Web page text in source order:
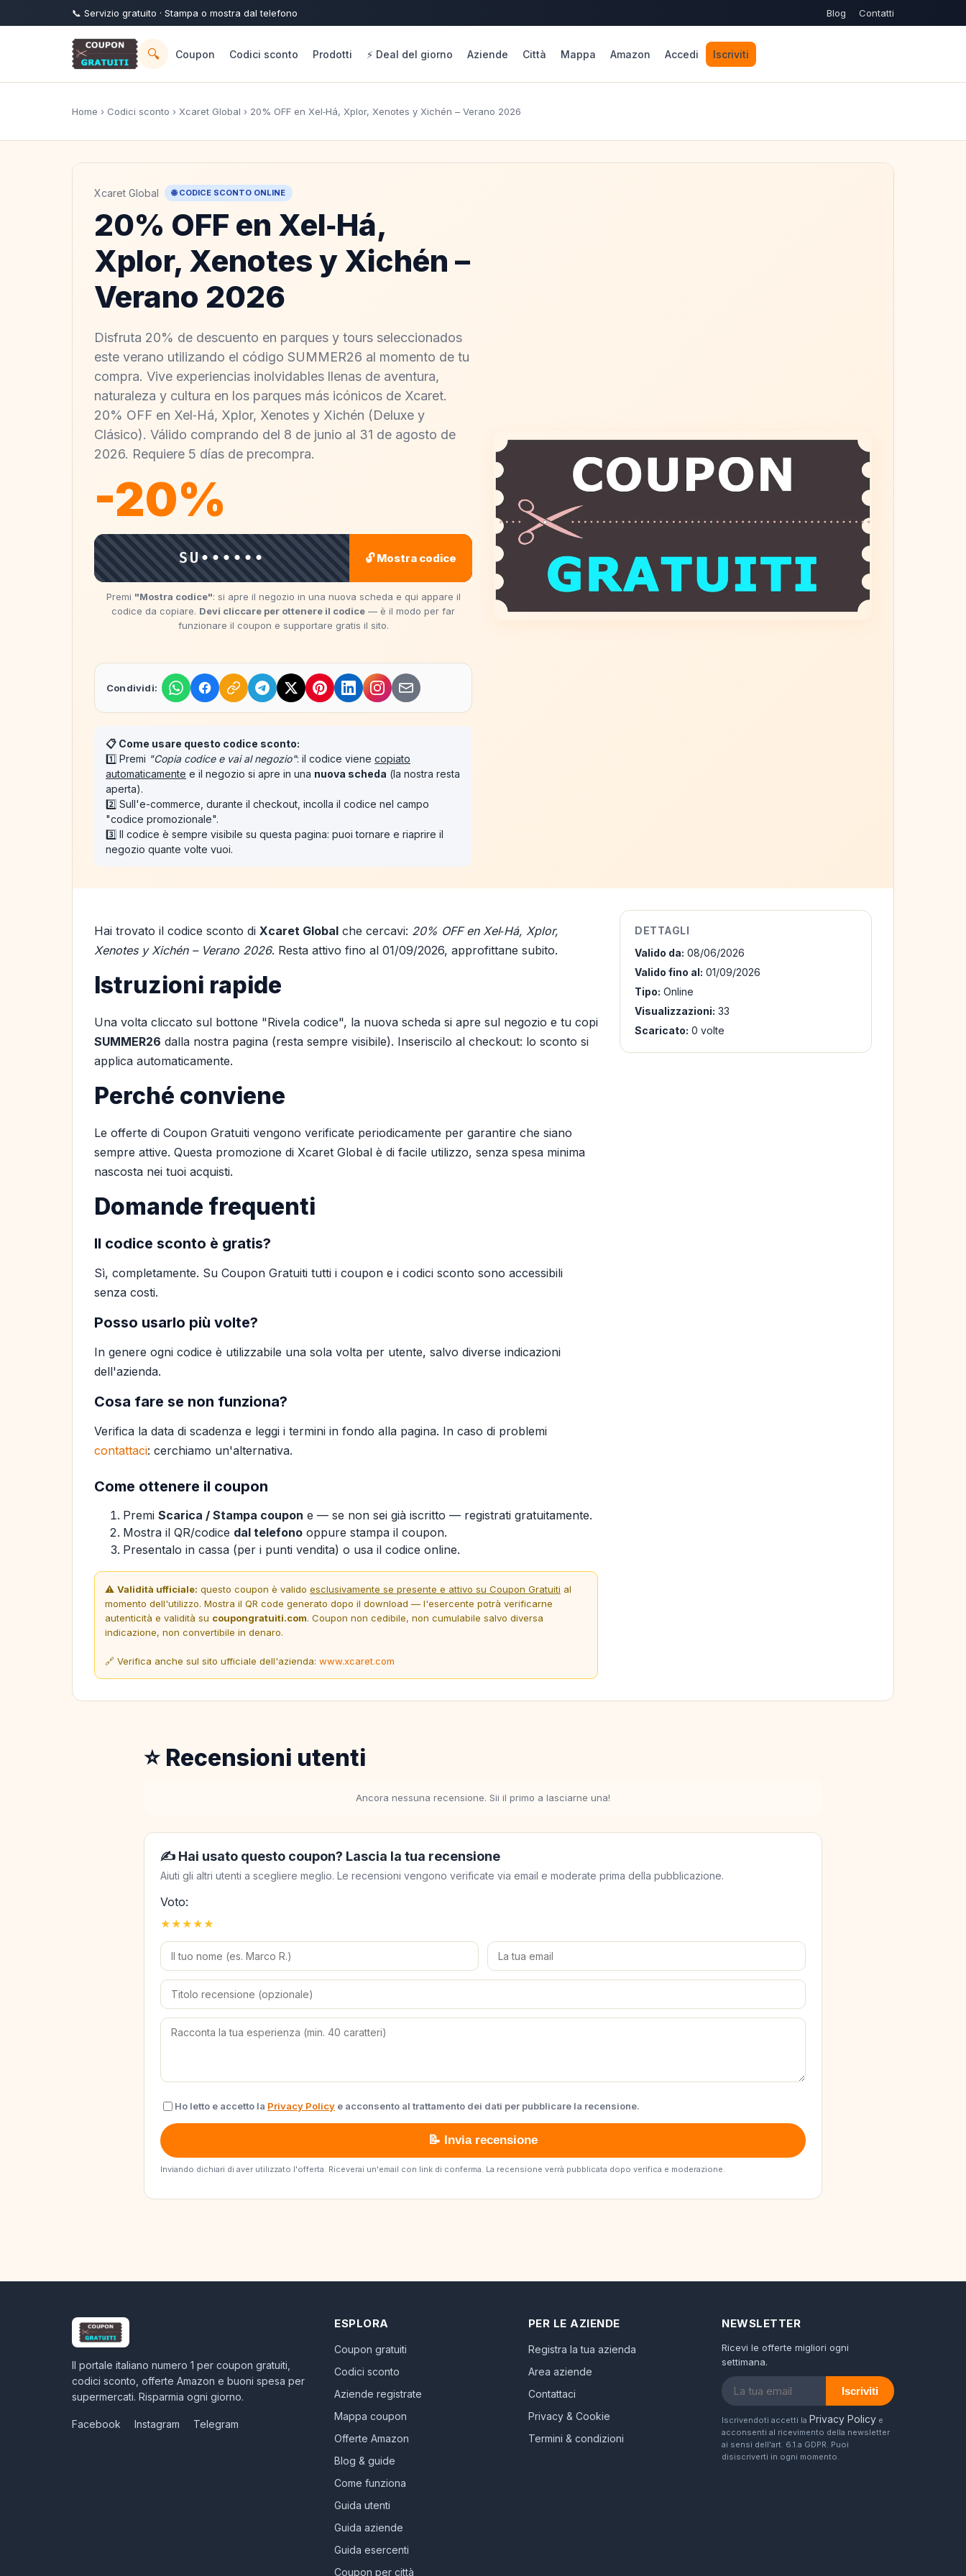
📞 Servizio gratuito · Stampa o mostra dal telefono Blog Contatti
🔍 Coupon Codici sconto Prodotti ⚡ Deal del giorno Aziende Città Mappa Amazon Accedi Iscriviti
Home › Codici sconto › Xcaret Global › 20% OFF en Xel‑Há, Xplor, Xenotes y Xichén – Verano 2026
Xcaret Global 🌐 CODICE SCONTO ONLINE
20% OFF en Xel‑Há,
Xplor, Xenotes y Xichén –
Verano 2026
Disfruta 20% de descuento en parques y tours seleccionados
este verano utilizando el código SUMMER26 al momento de tu
compra. Vive experiencias inolvidables llenas de aventura,
naturaleza y cultura en los parques más icónicos de Xcaret.
20% OFF en Xel‑Há, Xplor, Xenotes y Xichén (Deluxe y
Clásico). Válido comprando del 8 de junio al 31 de agosto de
2026. Requiere 5 días de precompra.
-20%
SU•••••• 🔓 Mostra codice
Premi "Mostra codice": si apre il negozio in una nuova scheda e qui appare il
codice da copiare. Devi cliccare per ottenere il codice — è il modo per far
funzionare il coupon e supportare gratis il sito.
Condividi:
📋 Come usare questo codice sconto:
1️⃣ Premi "Copia codice e vai al negozio": il codice viene copiato
automaticamente e il negozio si apre in una nuova scheda (la nostra resta
aperta).
2️⃣ Sull'e-commerce, durante il checkout, incolla il codice nel campo
"codice promozionale".
3️⃣ Il codice è sempre visibile su questa pagina: puoi tornare e riaprire il
negozio quante volte vuoi.
Hai trovato il codice sconto di Xcaret Global che cercavi: 20% OFF en Xel‑Há, Xplor,
Xenotes y Xichén – Verano 2026. Resta attivo fino al 01/09/2026, approfittane subito.
Istruzioni rapide
Una volta cliccato sul bottone "Rivela codice", la nuova scheda si apre sul negozio e tu copi
SUMMER26 dalla nostra pagina (resta sempre visibile). Inseriscilo al checkout: lo sconto si
applica automaticamente.
Perché conviene
Le offerte di Coupon Gratuiti vengono verificate periodicamente per garantire che siano
sempre attive. Questa promozione di Xcaret Global è di facile utilizzo, senza spesa minima
nascosta nei tuoi acquisti.
Domande frequenti
Il codice sconto è gratis?
Sì, completamente. Su Coupon Gratuiti tutti i coupon e i codici sconto sono accessibili
senza costi.
Posso usarlo più volte?
In genere ogni codice è utilizzabile una sola volta per utente, salvo diverse indicazioni
dell'azienda.
Cosa fare se non funziona?
Verifica la data di scadenza e leggi i termini in fondo alla pagina. In caso di problemi
contattaci: cerchiamo un'alternativa.
Come ottenere il coupon
Premi Scarica / Stampa coupon e — se non sei già iscritto — registrati gratuitamente.
Mostra il QR/codice dal telefono oppure stampa il coupon.
Presentalo in cassa (per i punti vendita) o usa il codice online.
⚠️ Validità ufficiale: questo coupon è valido esclusivamente se presente e attivo su Coupon Gratuiti al
momento dell'utilizzo. Mostra il QR code generato dopo il download — l'esercente potrà verificarne
autenticità e validità su coupongratuiti.com. Coupon non cedibile, non cumulabile salvo diversa
indicazione, non convertibile in denaro.
🔗 Verifica anche sul sito ufficiale dell'azienda: www.xcaret.com
DETTAGLI
Valido da: 08/06/2026
Valido fino al: 01/09/2026
Tipo: Online
Visualizzazioni: 33
Scaricato: 0 volte
⭐ Recensioni utenti
Ancora nessuna recensione. Sii il primo a lasciarne una!
✍️ Hai usato questo coupon? Lascia la tua recensione
Aiuti gli altri utenti a scegliere meglio. Le recensioni vengono verificate via email e moderate prima della pubblicazione.
Voto:
★
★
★
★
★
Ho letto e accetto la Privacy Policy e acconsento al trattamento dei dati per pubblicare la recensione.
📝 Invia recensione
Inviando dichiari di aver utilizzato l'offerta. Riceverai un'email con link di conferma. La recensione verrà pubblicata dopo verifica e moderazione.
Il portale italiano numero 1 per coupon gratuiti,
codici sconto, offerte Amazon e buoni spesa per
supermercati. Risparmia ogni giorno.
Facebook Instagram Telegram
ESPLORA
Coupon gratuiti
Codici sconto
Aziende registrate
Mappa coupon
Offerte Amazon
Blog & guide
Come funziona
Guida utenti
Guida aziende
Guida esercenti
Coupon per città
PER LE AZIENDE
Registra la tua azienda
Area aziende
Contattaci
Privacy & Cookie
Termini & condizioni
NEWSLETTER
Ricevi le offerte migliori ogni
settimana.
Iscriviti
Iscrivendoti accetti la Privacy Policy e
acconsenti al ricevimento della newsletter
ai sensi dell'art. 6.1.a GDPR. Puoi
disiscriverti in ogni momento.